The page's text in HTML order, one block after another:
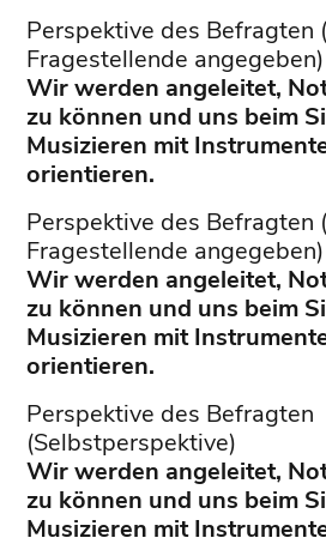
Perspektive des Befragten
Fragestellende angegeben)
Wir werden angeleitet,
zu können und uns beim
Musizieren mit
orientieren.
Perspektive des Befragten
Fragestellende angegeben)
Wir werden angeleitet,
zu können und uns beim
Musizieren mit
orientieren.
Perspektive des Befragten
(Selbstperspektive)
Wir werden angeleitet,
zu können und uns beim
Musizieren mit